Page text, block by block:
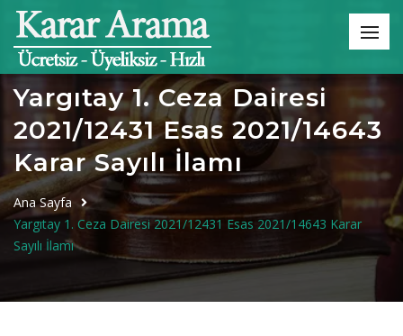
Yargıtay 1. Ceza Dairesi
2021/12431 Esas 2021/14643
Karar Sayılı İlamı
Ana Sayfa
Yargıtay 1. Ceza Dairesi 2021/12431 Esas 2021/14643 Karar
Sayılı İlamı